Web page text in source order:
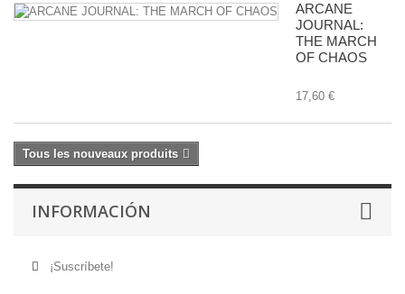
ARCANE
JOURNAL:
THE MARCH
OF CHAOS
17,60 €
Tous les nouveaux produits
INFORMACIÓN
¡Suscríbete!